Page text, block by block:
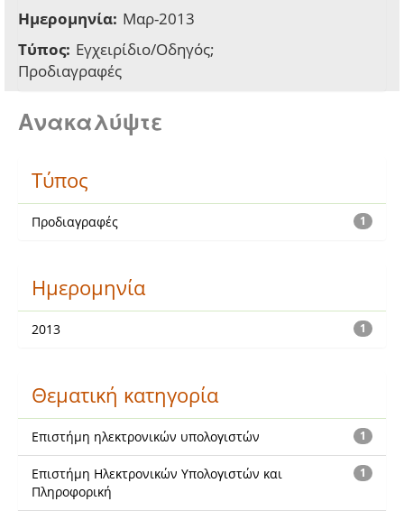
Ημερομηνία: Μαρ-2013
Τύπος: Εγχειρίδιο/Οδηγός;
Προδιαγραφές
Ανακαλύψτε
Τύπος
1
Προδιαγραφές
Ημερομηνία
1
2013
Θεματική κατηγορία
1
Επιστήμη ηλεκτρονικών υπολογιστών
1
Επιστήμη Ηλεκτρονικών Υπολογιστών και
Πληροφορική